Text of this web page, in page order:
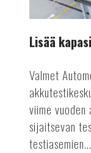
Lisää
Valmet
viime vuoden
sijaitsevan
testiasemien...